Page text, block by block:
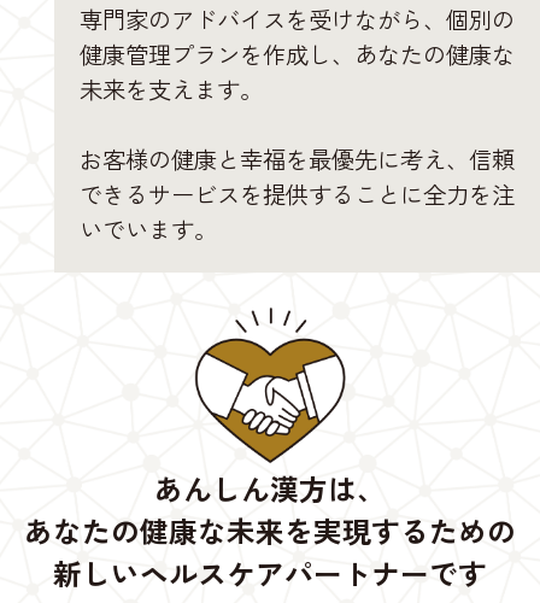
専門家のアドバイスを受けながら、個別の
健康管理プランを作成し、あなたの健康な
未来を支えます。
お客様の健康と幸福を最優先に考え、信頼
できるサービスを提供することに全力を注
いでいます。
あんしん漢方は、
あなたの健康な未来を実現するための
新しいヘルスケアパートナーです